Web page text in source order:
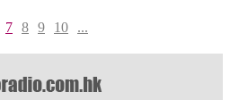
7 8 9 10 ...